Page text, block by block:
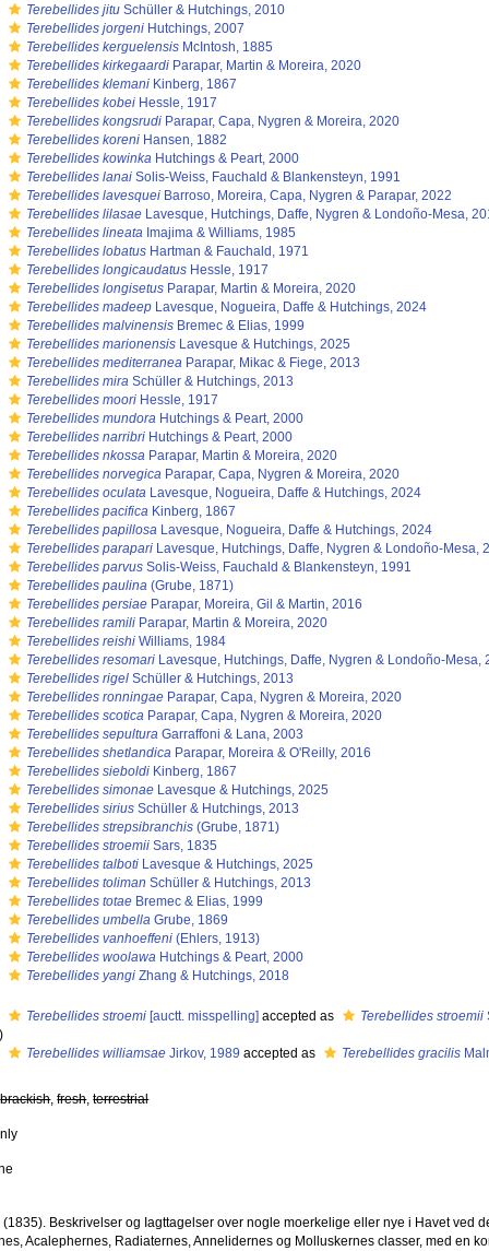
Terebellides jitu Schüller & Hutchings, 2010
Terebellides jorgeni Hutchings, 2007
Terebellides kerguelensis McIntosh, 1885
Terebellides kirkegaardi Parapar, Martin & Moreira, 2020
Terebellides klemani Kinberg, 1867
Terebellides kobei Hessle, 1917
Terebellides kongsrudi Parapar, Capa, Nygren & Moreira, 2020
Terebellides koreni Hansen, 1882
Terebellides kowinka Hutchings & Peart, 2000
Terebellides lanai Solis-Weiss, Fauchald & Blankensteyn, 1991
Terebellides lavesquei Barroso, Moreira, Capa, Nygren & Parapar, 2022
Terebellides lilasae Lavesque, Hutchings, Daffe, Nygren & Londoño-Mesa,
Terebellides lineata Imajima & Williams, 1985
Terebellides lobatus Hartman & Fauchald, 1971
Terebellides longicaudatus Hessle, 1917
Terebellides longisetus Parapar, Martin & Moreira, 2020
Terebellides madeep Lavesque, Nogueira, Daffe & Hutchings, 2024
Terebellides malvinensis Bremec & Elias, 1999
Terebellides marionensis Lavesque & Hutchings, 2025
Terebellides mediterranea Parapar, Mikac & Fiege, 2013
Terebellides mira Schüller & Hutchings, 2013
Terebellides moori Hessle, 1917
Terebellides mundora Hutchings & Peart, 2000
Terebellides narribri Hutchings & Peart, 2000
Terebellides nkossa Parapar, Martin & Moreira, 2020
Terebellides norvegica Parapar, Capa, Nygren & Moreira, 2020
Terebellides oculata Lavesque, Nogueira, Daffe & Hutchings, 2024
Terebellides pacifica Kinberg, 1867
Terebellides papillosa Lavesque, Nogueira, Daffe & Hutchings, 2024
Terebellides parapari Lavesque, Hutchings, Daffe, Nygren & Londoño-Mesa,
Terebellides parvus Solis-Weiss, Fauchald & Blankensteyn, 1991
Terebellides paulina (Grube, 1871)
Terebellides persiae Parapar, Moreira, Gil & Martin, 2016
Terebellides ramili Parapar, Martin & Moreira, 2020
Terebellides reishi Williams, 1984
Terebellides resomari Lavesque, Hutchings, Daffe, Nygren & Londoño-Mesa,
Terebellides rigel Schüller & Hutchings, 2013
Terebellides ronningae Parapar, Capa, Nygren & Moreira, 2020
Terebellides scotica Parapar, Capa, Nygren & Moreira, 2020
Terebellides sepultura Garraffoni & Lana, 2003
Terebellides shetlandica Parapar, Moreira & O'Reilly, 2016
Terebellides sieboldi Kinberg, 1867
Terebellides simonae Lavesque & Hutchings, 2025
Terebellides sirius Schüller & Hutchings, 2013
Terebellides strepsibranchis (Grube, 1871)
Terebellides stroemii Sars, 1835
Terebellides talboti Lavesque & Hutchings, 2025
Terebellides toliman Schüller & Hutchings, 2013
Terebellides totae Bremec & Elias, 1999
Terebellides umbella Grube, 1869
Terebellides vanhoeffeni (Ehlers, 1913)
Terebellides woolawa Hutchings & Peart, 2000
Terebellides yangi Zhang & Hutchings, 2018
Terebellides stroemi [auctt. misspelling] accepted as Terebellides stroemii
Terebellides williamsae Jirkov, 1989 accepted as Terebellides gracilis
brackish,fresh,terrestrial
(1835). Beskrivelser og Iagttagelser over nogle moerkelige eller nye i Havet ved
Acalephernes, Radiaternes, Annelidernes og Molluskernes classer, med en